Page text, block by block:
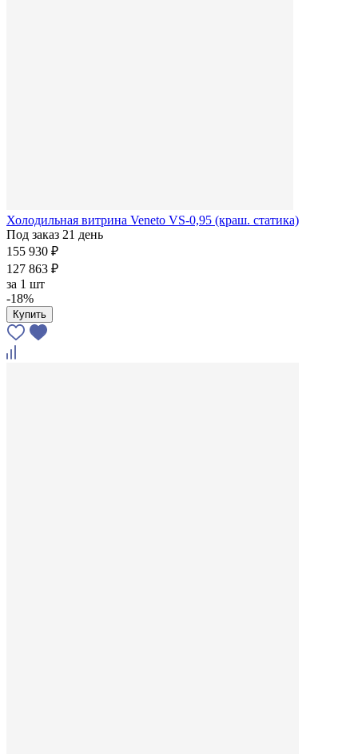
Холодильная витрина Veneto VS-0,95 (краш. статика)
Под заказ 21 день
155 930 ₽
127 863 ₽
за 1 шт
-18%
Купить